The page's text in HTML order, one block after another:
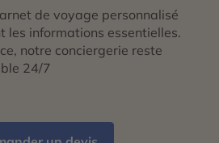
de voyage personnalisé
les informations essentielles.
notre conciergerie reste
24/7